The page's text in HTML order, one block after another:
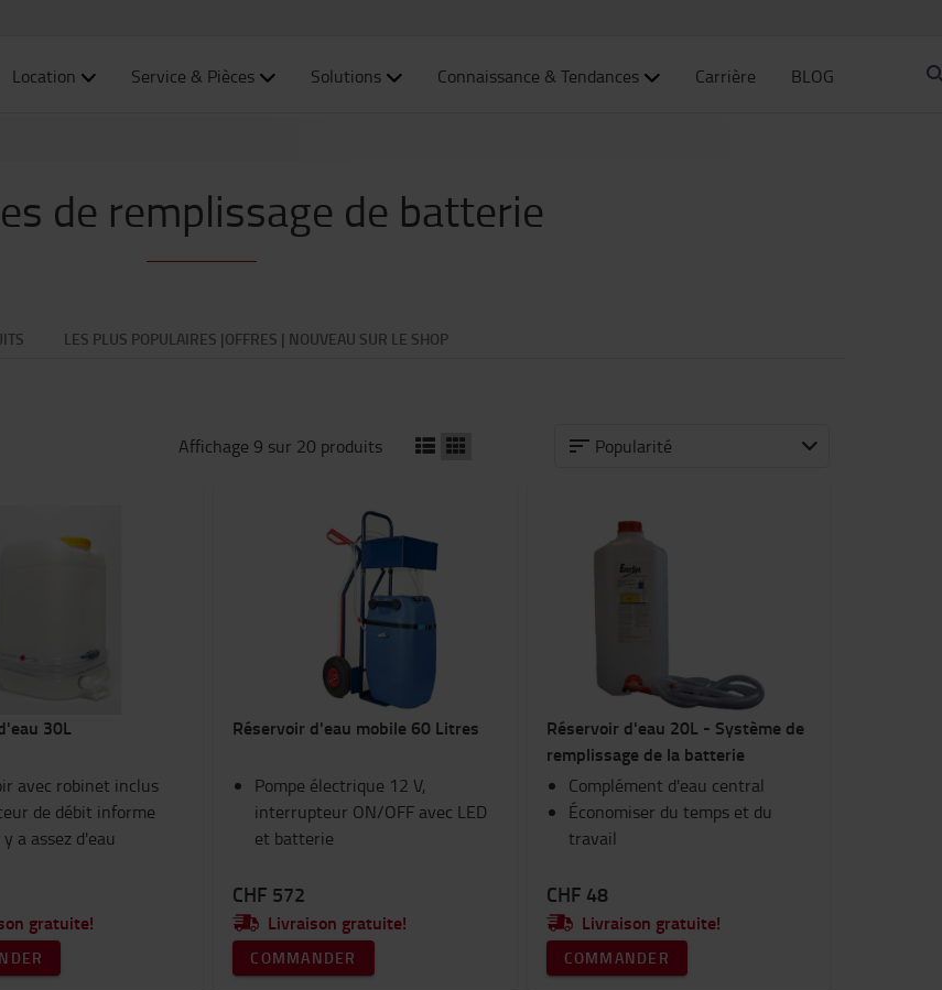
Location Service & Pièces Solutions Connaissance & Tendances Carrière BLOG
de remplissage de batterie
LES PLUS POPULAIRES |OFFRES | NOUVEAU SUR LE SHOP
Affichage 9 sur 20 produits Popularité
30L
avec robinet inclus
de débit informe
a assez d'eau
gratuite!
Réservoir d'eau mobile 60 Litres
Pompe électrique 12 V,
interrupteur ON/OFF avec LED
et batterie
CHF 572
Livraison gratuite!
COMMANDER
Réservoir d'eau 20L - Système de
remplissage de la batterie
Complément d'eau central
Économiser du temps et du
travail
CHF 48
Livraison gratuite!
COMMANDER